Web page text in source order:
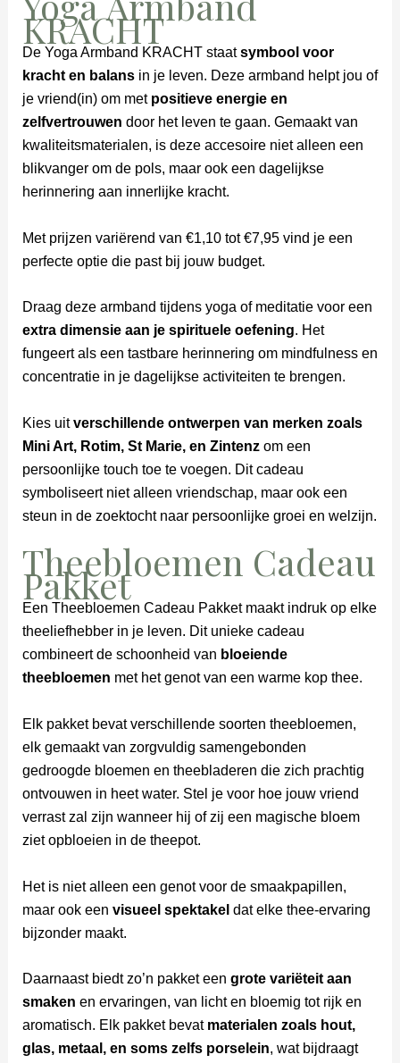
KRACHT
De Yoga Armband KRACHT staatsymbool voor
kracht en balansin je leven. Deze armband helpt jou of
je vriend(in) om met positieve energie en
zelfvertrouwen door het leven te gaan. Gemaakt van
kwaliteitsmaterialen, is deze accesoire niet alleen een
blikvanger om de pols, maar ook een dagelijkse
herinnering aan innerlijke kracht.
Met prijzen variërend van €1,10 tot €7,95 vind je een
perfecte optie die past bij jouw budget.
Draag deze armband tijdens yoga of meditatie voor een
extra dimensie aan je spirituele oefening. Het
fungeert als een tastbare herinnering om mindfulness en
concentratie in je dagelijkse activiteiten te brengen.
Kies uitverschillende ontwerpen van merken zoals
Mini Art, Rotim, St Marie, en Zintenzom een
persoonlijke touch toe te voegen. Dit cadeau
symboliseert niet alleen vriendschap, maar ook een
steun in de zoektocht naar persoonlijke groei en welzijn.
Theebloemen Cadeau
Pakket
Een Theebloemen Cadeau Pakket maakt indruk op elke
theeliefhebber in je leven. Dit unieke cadeau
combineert de schoonheid van bloeiende
theebloemen met het genot van een warme kop thee.
Elk pakket bevat verschillende soorten theebloemen,
elk gemaakt van zorgvuldig samengebonden
gedroogde bloemen en theebladeren die zich prachtig
ontvouwen in heet water. Stel je voor hoe jouw vriend
verrast zal zijn wanneer hij of zij een magische bloem
ziet opbloeien in de theepot.
Het is niet alleen een genot voor de smaakpapillen,
maar ook een visueel spektakel dat elke thee-ervaring
bijzonder maakt.
Daarnaast biedt zo’n pakket een grote variëteit aan
smaken en ervaringen, van licht en bloemig tot rijk en
aromatisch. Elk pakket bevat materialen zoals hout,
glas, metaal, en soms zelfs porselein, wat bijdraagt